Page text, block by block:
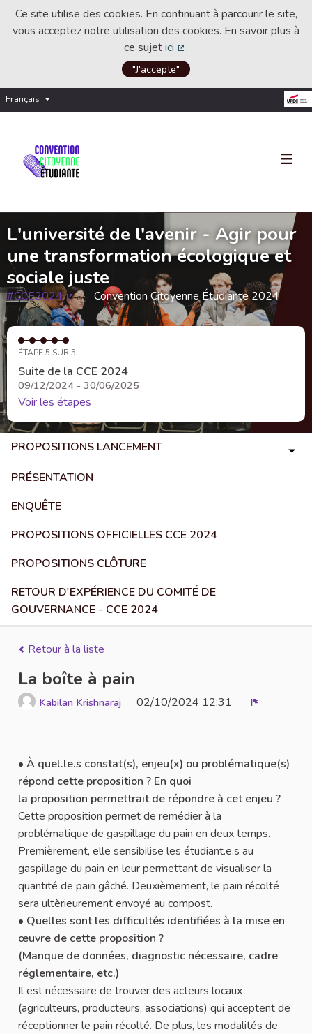
Ce site utilise des cookies. En continuant à parcourir le site,
vous acceptez notre utilisation des cookies. En savoir plus à
ce sujetici
(Lien externe)
.
"J'accepte"
Français Choisir la langue
L'université de l'avenir - Agir pour
une transformation écologique et
sociale juste
#CCE2024
(Lien externe)
Convention Citoyenne Étudiante 2024
ÉTAPE 5 SUR 5
Suite de la CCE 2024
09/12/2024 - 30/06/2025
Voir les étapes
PROPOSITIONS LANCEMENT
PRÉSENTATION
ENQUÊTE
PROPOSITIONS OFFICIELLES CCE 2024
PROPOSITIONS CLÔTURE
RETOUR D'EXPÉRIENCE DU COMITÉ DE
GOUVERNANCE - CCE 2024
Retour à la liste
La boîte à pain
Kabilan Krishnaraj 02/10/2024 12:31
• À quel.le.s constat(s), enjeu(x) ou problématique(s)
répond cette proposition ? En quoi
la proposition permettrait de répondre à cet enjeu ?
Cette proposition permet de remédier à la
problématique de gaspillage du pain en deux temps.
Premièrement, elle sensibilise les étudiant.e.s au
gaspillage du pain en leur permettant de visualiser la
quantité de pain gâché. Deuxièmement, le pain récolté
sera ultèrieurement envoyé au compost.
• Quelles sont les difficultés identifiées à la mise en
œuvre de cette proposition ?
(Manque de données, diagnostic nécessaire, cadre
réglementaire, etc.)
Il est nécessaire de trouver des acteurs locaux
(agriculteurs, producteurs, associations) qui acceptent de
réceptionner le pain récolté. De plus, les modalités de